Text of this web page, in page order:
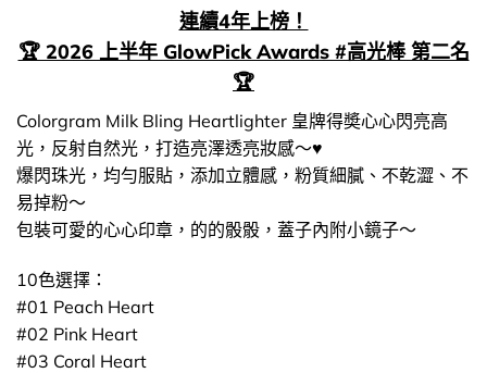
連續4年上榜！
🏆 2026 上半年 GlowPick Awards #高光棒 第二名
🏆
Colorgram Milk Bling Heartlighter 皇牌得奬心心閃亮高
光，反射自然光，打造亮澤透亮妝感～♥
爆閃珠光，均勻服貼，添加立體感，粉質細膩、不乾澀、不
易掉粉～
包裝可愛的心心印章，的的骰骰，蓋子內附小鏡子～
10色選擇：
#01 Peach Heart
#02 Pink Heart
#03 Coral Heart